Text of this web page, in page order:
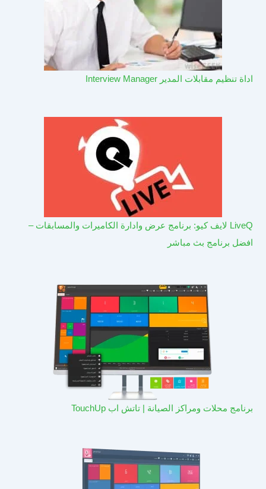
اداة تنظيم مقابلات المدير Interview Manager
LiveQ لايف كيو: برنامج عرض وادارة الكاميرات والمسابقات –
افضل برنامج بث مباشر
برنامج محلات ومراكز الصيانة | تاتش اب TouchUp